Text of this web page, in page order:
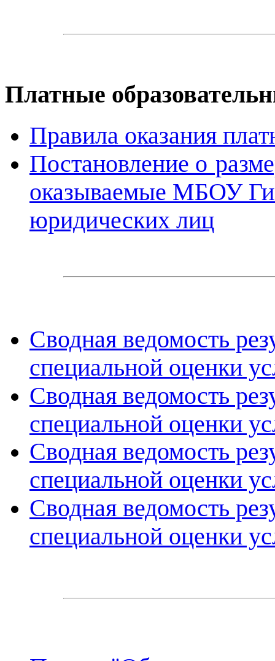
Платные
Правила оказания
Постановление о
оказываемые МБОУ
юридических лиц
Сводная ведомость
специальной оценки
Сводная ведомость
специальной оценки
Сводная ведомость
специальной оценки
Сводная ведомость
специальной оценки